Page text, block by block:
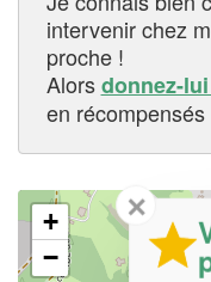
intervenir chez
proche !
Alorsdonnez-
en récompensés
+
−
✕